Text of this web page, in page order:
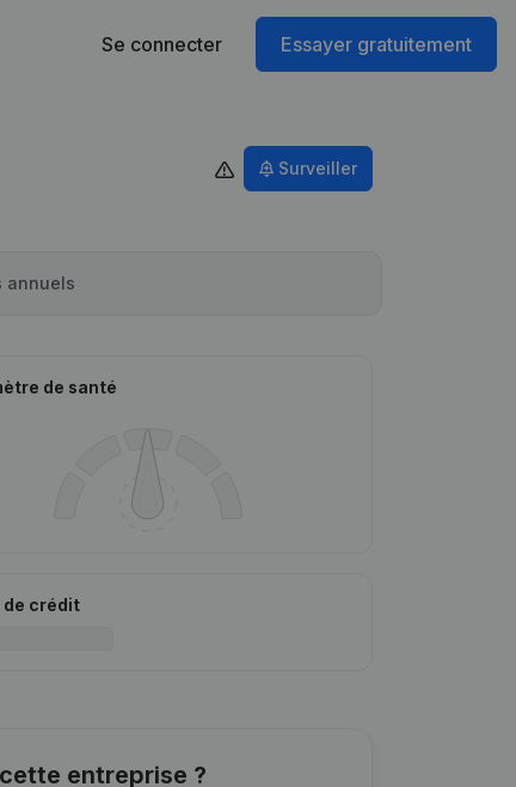
Se connecter Essayer gratuitement
Surveiller
annuels
de santé
de crédit
entreprise ?